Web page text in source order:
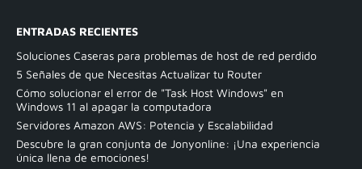
ENTRADAS RECIENTES
Soluciones Caseras para problemas de host de red perdido
5 Señales de que Necesitas Actualizar tu Router
Cómo solucionar el error de "Task Host Windows" en
Windows 11 al apagar la computadora
Servidores Amazon AWS: Potencia y Escalabilidad
Descubre la gran conjunta de Jonyonline: ¡Una experiencia
única llena de emociones!